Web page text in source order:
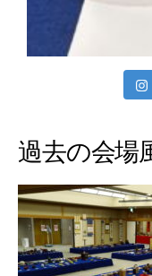
過去の会場